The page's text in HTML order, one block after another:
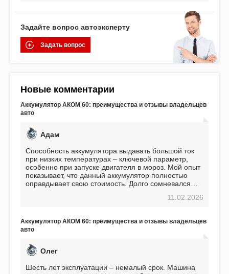
Задайте вопрос автоэксперту
Задать вопрос
Новые комментарии
Аккумулятор АКОМ 60: преимущества и отзывы владельцев
авто
Адам
Способность аккумулятора выдавать большой ток
при низких температурах – ключевой параметр,
особенно при запуске двигателя в мороз. Мой опыт
показывает, что данный аккумулятор полностью
оправдывает свою стоимость. Долго сомневался
пожалел. Считаю, что это отличное вложение,11.02.2026
Аккумулятор АКОМ 60: преимущества и отзывы владельцев
авто
Олег
Шесть лет эксплуатации – немалый срок. Машина